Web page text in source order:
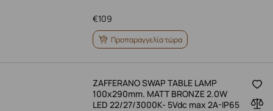
109
€
Προπαραγγελία τώρα
ZAFFERANO SWAP TABLE LAMP
100x290mm. MATT BRONZE 2.0W
LED 22/27/3000K- 5Vdc max 2A-IP65